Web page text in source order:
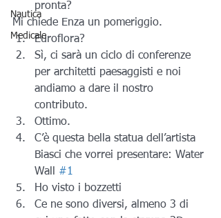
Nautica
Medicale
pronta?
Mi chiede Enza un pomeriggio.
Euroflora?
Sì, ci sarà un ciclo di conferenze
per architetti paesaggisti e noi
andiamo a dare il nostro
contributo.
Ottimo.
C’è questa bella statua dell’artista
Biasci che vorrei presentare: Water
Wall #1
Ho visto i bozzetti
Ce ne sono diversi, almeno 3 di